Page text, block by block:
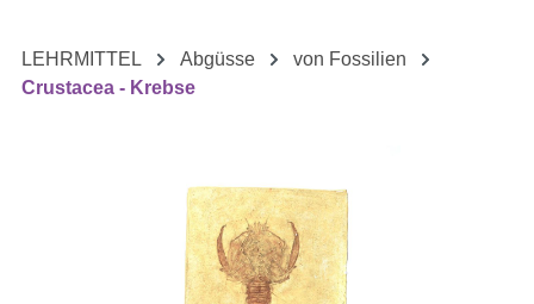
LEHRMITTEL Abgüsse
von Fossilien
Crustacea - Krebse